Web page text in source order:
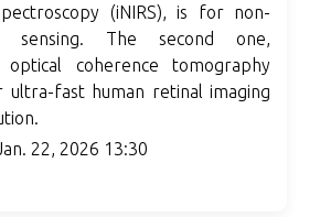
(iNIRS), is for non-
sensing. The second one,
optical coherence tomography
ultra-fast human retinal imaging
22, 2026 13:30